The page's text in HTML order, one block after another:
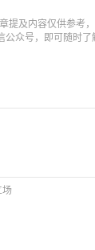
提及内容仅供参考
众号，即可随时